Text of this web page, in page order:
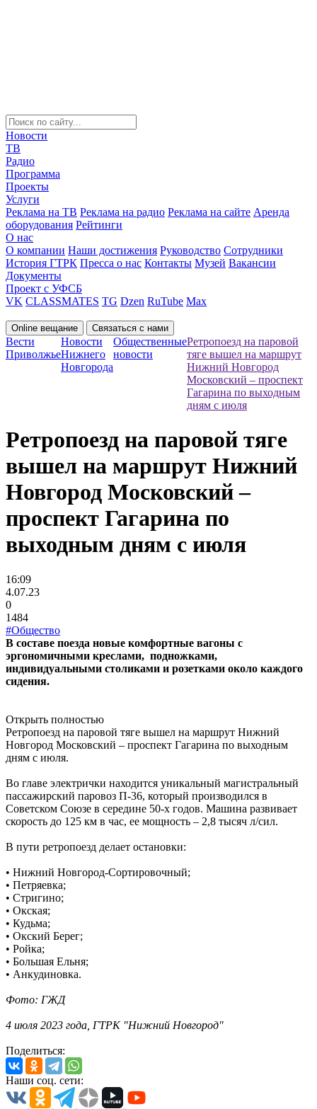
Новости
ТВ
Радио
Программа
Проекты
Услуги
Реклама на ТВ Реклама на радио Реклама на сайте Аренда
оборудования Рейтинги
О нас
О компании Наши достижения Руководство Сотрудники
История ГТРК Пресса о нас Контакты Музей Вакансии
Документы
Проект с УФСБ
VK CLASSMATES TG Dzen RuTube Max
Online вещание Связаться с нами
Вести
Приволжье
Новости
Нижнего
Новгорода
Общественные
новости
Ретропоезд на паровой
тяге вышел на маршрут
Нижний Новгород
Московский – проспект
Гагарина по выходным
дням c июля
Ретропоезд на паровой тяге
вышел на маршрут Нижний
Новгород Московский –
проспект Гагарина по
выходным дням c июля
16:09
4.07.23
0
1484
#Общество
В составе поезда новые комфортные вагоны с
эргономичными креслами, подножками,
индивидуальными столиками и розетками около каждого
сидения.
Открыть полностью
Ретропоезд на паровой тяге вышел на маршрут Нижний
Новгород Московский – проспект Гагарина по выходным
дням c июля.
Во главе электрички находится уникальный магистральный
пассажирский паровоз П-36, который производился в
Советском Союзе в середине 50-х годов. Машина развивает
скорость до 125 км в час, ее мощность – 2,8 тысяч л/сил.
В пути ретропоезд делает остановки:
• Нижний Новгород-Сортировочный;
• Петряевка;
• Стригино;
• Окская;
• Кудьма;
• Окский Берег;
• Ройка;
• Большая Ельня;
• Анкудиновка.
Фото: ГЖД
4 июля 2023 года, ГТРК "Нижний Новгород"
Поделиться:
Наши соц. сети: